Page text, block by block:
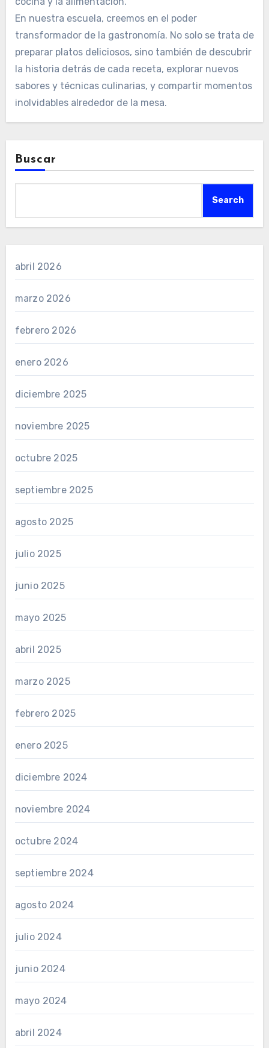
En nuestra escuela, creemos en el poder
transformador de la gastronomía. No solo se trata de
preparar platos deliciosos, sino también de descubrir
la historia detrás de cada receta, explorar nuevos
sabores y técnicas culinarias, y compartir momentos
inolvidables alrededor de la mesa.
Buscar
Search
abril 2026
marzo 2026
febrero 2026
enero 2026
diciembre 2025
noviembre 2025
octubre 2025
septiembre 2025
agosto 2025
julio 2025
junio 2025
mayo 2025
abril 2025
marzo 2025
febrero 2025
enero 2025
diciembre 2024
noviembre 2024
octubre 2024
septiembre 2024
agosto 2024
julio 2024
junio 2024
mayo 2024
abril 2024